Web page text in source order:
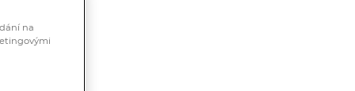
na